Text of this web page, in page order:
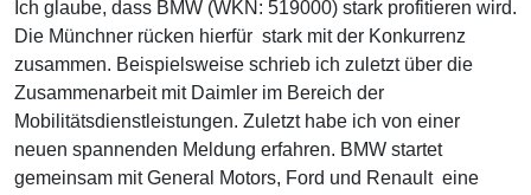
Ich glaube, dass BMW (WKN: 519000) stark profitieren wird.
Die Münchner rücken hierfür stark mit der Konkurrenz
zusammen. Beispielsweise schrieb ich zuletzt über die
Zusammenarbeit mit Daimler im Bereich der
Mobilitätsdienstleistungen. Zuletzt habe ich von einer
neuen spannenden Meldung erfahren. BMW startet
gemeinsam mit General Motors, Ford und Renault eine